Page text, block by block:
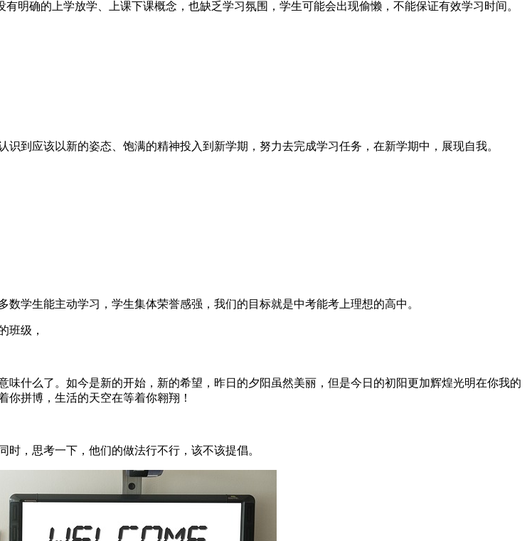
明确的上学放学、上课下课概念，也缺乏学习氛围，学生可能会出现偷懒，不能保证有效学习时间。
到应该以新的姿态、饱满的精神投入到新学期，努力去完成学习任务，在新学期中，展现自我。
学生能主动学习，学生集体荣誉感强，我们的目标就是中考能考上理想的高中。
班级，
什么了。如今是新的开始，新的希望，昨日的夕阳虽然美丽，但是今日的初阳更加辉煌光明在你我的
拼博，生活的天空在等着你翱翔！
，思考一下，他们的做法行不行，该不该提倡。